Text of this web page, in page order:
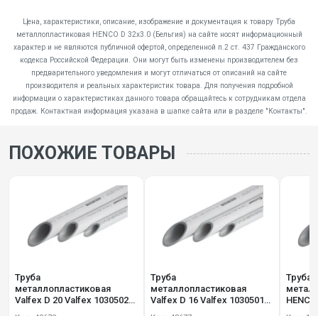
Цена, характеристики, описание, изображение и документация к товару Труба
металлопластиковая HENCO D 32x3.0 (Бельгия) на сайте носят информационный
характер и не являются публичной офертой, определенной п.2 ст. 437 Гражданского
кодекса Российской Федерации. Они могут быть изменены производителем без
предварительного уведомления и могут отличаться от описаний на сайте
производителя и реальных характеристик товара. Для получения подробной
информации о характеристиках данного товара обращайтесь к сотрудникам отдела
продаж. Контактная информация указана в шапке сайта или в разделе "Контакты".
ПОХОЖИЕ ТОВАРЫ
Труба
металлопластиковая
Valfex D 20 Valfex 10305020-
Труба
металлопластиковая
Valfex D 16 Valfex 10305016-
Труба